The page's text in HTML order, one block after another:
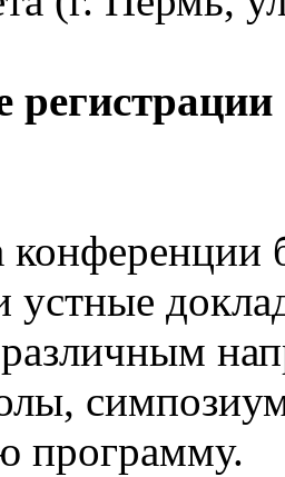
устные
программу.